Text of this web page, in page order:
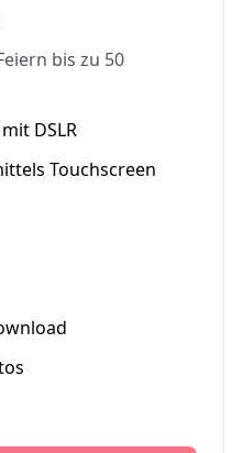
bis zu 50
DSLR
Touchscreen